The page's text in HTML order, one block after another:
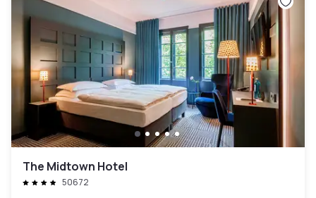
The Midtown Hotel
50672